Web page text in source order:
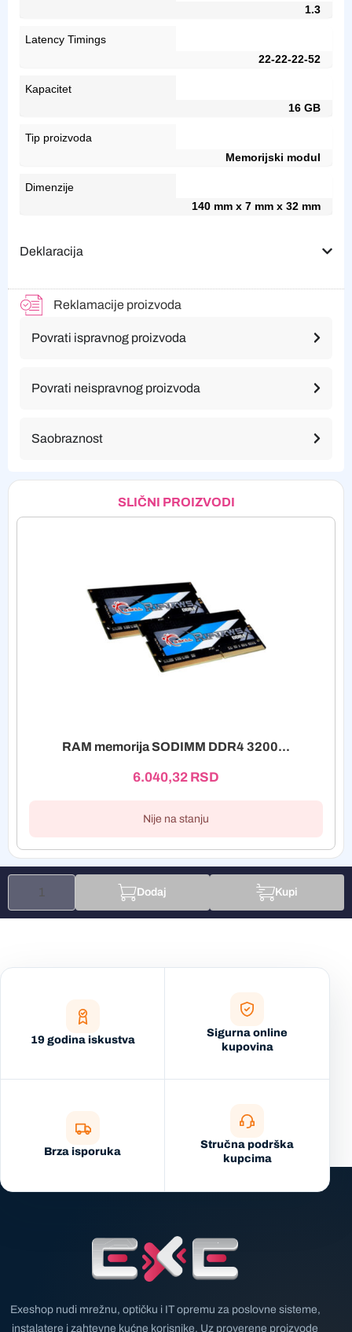
1.3
Latency Timings
22-22-22-52
Kapacitet
16 GB
Tip proizvoda
Memorijski modul
Dimenzije
140 mm x 7 mm x 32 mm
Deklaracija
Reklamacije proizvoda
Povrati ispravnog proizvoda
Povrati neispravnog proizvoda
Saobraznost
SLIČNI PROIZVODI
RAM memorija SODIMM DDR4 3200...
6.040,32 RSD
Nije na stanju
Dodaj Kupi
19 godina iskustva
Sigurna online
kupovina
Brza isporuka
Stručna podrška
kupcima
Exeshop nudi mrežnu, optičku i IT opremu za poslovne sisteme,
instalatere i zahtevne kućne korisnike. Uz proverene proizvode